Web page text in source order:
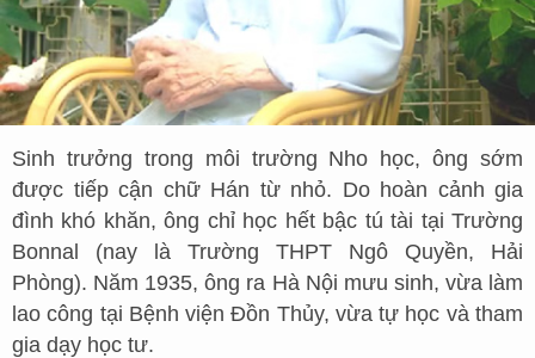
Sinh trưởng trong môi trường Nho học, ông sớm
được tiếp cận chữ Hán từ nhỏ. Do hoàn cảnh gia
đình khó khăn, ông chỉ học hết bậc tú tài tại Trường
Bonnal (nay là Trường THPT Ngô Quyền, Hải
Phòng). Năm 1935, ông ra Hà Nội mưu sinh, vừa làm
lao công tại Bệnh viện Đồn Thủy, vừa tự học và tham
gia dạy học tư.